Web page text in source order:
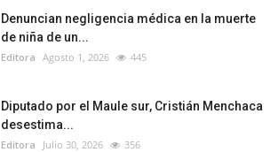
Denuncian negligencia médica en la muerte
de niña de un...
Editora Agosto 1, 2026 445
Diputado por el Maule sur, Cristián Menchaca
desestima...
Editora Julio 30, 2026 356